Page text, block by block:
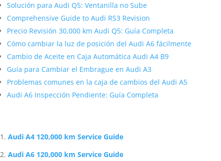
Solución para Audi Q5: Ventanilla no Sube
Comprehensive Guide to Audi RS3 Revision
Precio Revisión 30,000 km Audi Q5: Guía Completa
Cómo cambiar la luz de posición del Audi A6 fácilmente
Cambio de Aceite en Caja Automática Audi A4 B9
Guía para Cambiar el Embrague en Audi A3
Problemas comunes en la caja de cambios del Audi A5
Audi A6 Inspección Pendiente: Guía Completa
Audi A4 120,000 km Service Guide
Audi A6 120,000 km Service Guide